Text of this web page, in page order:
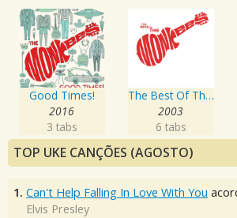
Good Times!
2016
3 tabs
The Best Of The Monkees
2003
6 tabs
TOP UKE CANÇÕES (AGOSTO)
1. Can't Help Falling In Love With You
Elvis Presley